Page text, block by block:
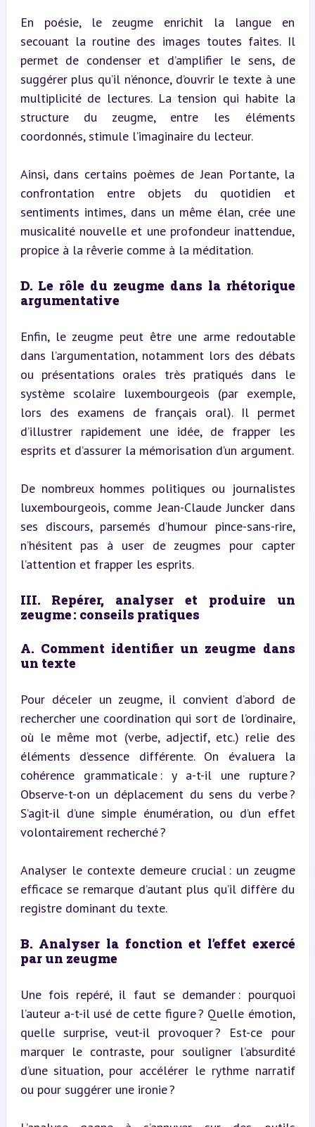
En poésie, le zeugme enrichit la langue en
secouant la routine des images toutes faites. Il
permet de condenser et d’amplifier le sens, de
suggérer plus qu’il n’énonce, d’ouvrir le texte à une
multiplicité de lectures. La tension qui habite la
structure du zeugme, entre les éléments
coordonnés, stimule l’imaginaire du lecteur.
Ainsi, dans certains poèmes de Jean Portante, la
confrontation entre objets du quotidien et
sentiments intimes, dans un même élan, crée une
musicalité nouvelle et une profondeur inattendue,
propice à la rêverie comme à la méditation.
D. Le rôle du zeugme dans la rhétorique
argumentative
Enfin, le zeugme peut être une arme redoutable
dans l’argumentation, notamment lors des débats
ou présentations orales très pratiqués dans le
système scolaire luxembourgeois (par exemple,
lors des examens de français oral). Il permet
d’illustrer rapidement une idée, de frapper les
esprits et d’assurer la mémorisation d’un argument.
De nombreux hommes politiques ou journalistes
luxembourgeois, comme Jean-Claude Juncker dans
ses discours, parsemés d’humour pince-sans-rire,
n’hésitent pas à user de zeugmes pour capter
l’attention et frapper les esprits.
III. Repérer, analyser et produire un
zeugme : conseils pratiques
A. Comment identifier un zeugme dans
un texte
Pour déceler un zeugme, il convient d’abord de
rechercher une coordination qui sort de l’ordinaire,
où le même mot (verbe, adjectif, etc.) relie des
éléments d’essence différente. On évaluera la
cohérence grammaticale : y a-t-il une rupture ?
Observe-t-on un déplacement du sens du verbe ?
S’agit-il d’une simple énumération, ou d’un effet
volontairement recherché ?
Analyser le contexte demeure crucial : un zeugme
efficace se remarque d’autant plus qu’il diffère du
registre dominant du texte.
B. Analyser la fonction et l’effet exercé
par un zeugme
Une fois repéré, il faut se demander : pourquoi
l’auteur a-t-il usé de cette figure ? Quelle émotion,
quelle surprise, veut-il provoquer ? Est-ce pour
marquer le contraste, pour souligner l’absurdité
d’une situation, pour accélérer le rythme narratif
ou pour suggérer une ironie ?